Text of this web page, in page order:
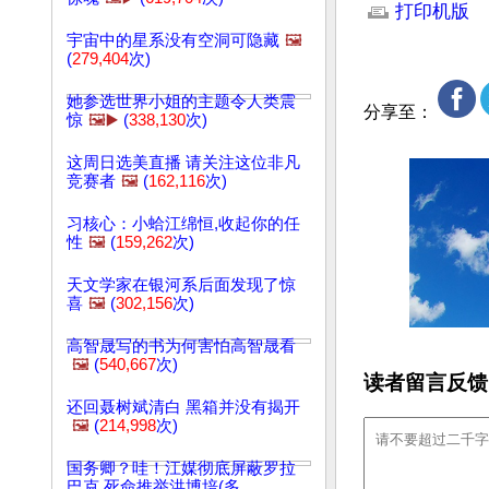
宇宙中的星系没有空洞可隐藏 🖼️
(279,404次)
她参选世界小姐的主题令人类震
惊 🖼️▶️ (338,130次)
这周日选美直播 请关注这位非凡
竞赛者 🖼️ (162,116次)
习核心：小蛤江绵恒,收起你的任
性 🖼️ (159,262次)
天文学家在银河系后面发现了惊
喜 🖼️ (302,156次)
高智晟写的书为何害怕高智晟看
🖼️ (540,667次)
还回聂树斌清白 黑箱并没有揭开
🖼️ (214,998次)
国务卿？哇！江媒彻底屏蔽罗拉
打印机版
分享至：
读者留言反